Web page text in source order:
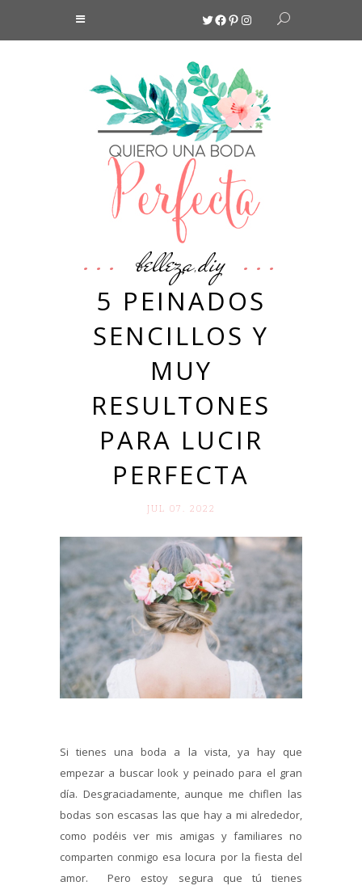
Twitter
Facebook
Pinterest
Instagram
belleza,diy
5 PEINADOS
SENCILLOS Y
MUY
RESULTONES
PARA LUCIR
PERFECTA
JUL 07. 2022
Si tienes una boda a la vista, ya hay que
empezar a buscar look y peinado para el gran
día. Desgraciadamente, aunque me chiflen las
bodas son escasas las que hay a mi alrededor,
como podéis ver mis amigas y familiares no
comparten conmigo esa locura por la fiesta del
amor. Pero estoy segura que tú tienes